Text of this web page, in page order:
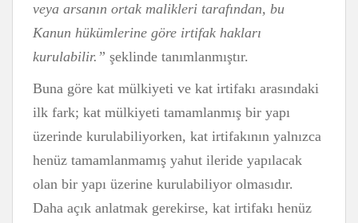
veya arsanın ortak malikleri tarafından, bu
Kanun hükümlerine göre irtifak hakları
kurulabilir.” şeklinde tanımlanmıştır.
Buna göre kat mülkiyeti ve kat irtifakı arasındaki
ilk fark; kat mülkiyeti tamamlanmış bir yapı
üzerinde kurulabiliyorken, kat irtifakının yalnızca
henüz tamamlanmamış yahut ileride yapılacak
olan bir yapı üzerine kurulabiliyor olmasıdır.
Daha açık anlatmak gerekirse, kat irtifakı henüz